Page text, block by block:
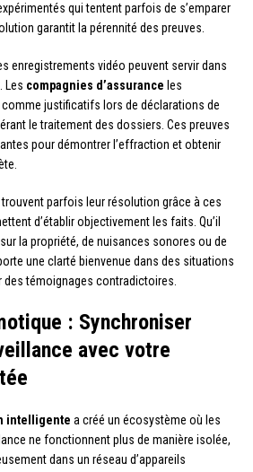
qui tentent parfois de s’emparer
garantit la pérennité des preuves.
enregistrements vidéo peuvent servir dans
Les compagnies d’assurance les
justificatifs lors de déclarations de
le traitement des dossiers. Ces preuves
pour démontrer l’effraction et obtenir
trouvent parfois leur résolution grâce à ces
d’établir objectivement les faits. Qu’il
la propriété, de nuisances sonores ou de
une clarté bienvenue dans des situations
des témoignages contradictoires.
: Synchroniser
avec votre
intelligente a créé un écosystème où les
ne fonctionnent plus de manière isolée,
dans un réseau d’appareils